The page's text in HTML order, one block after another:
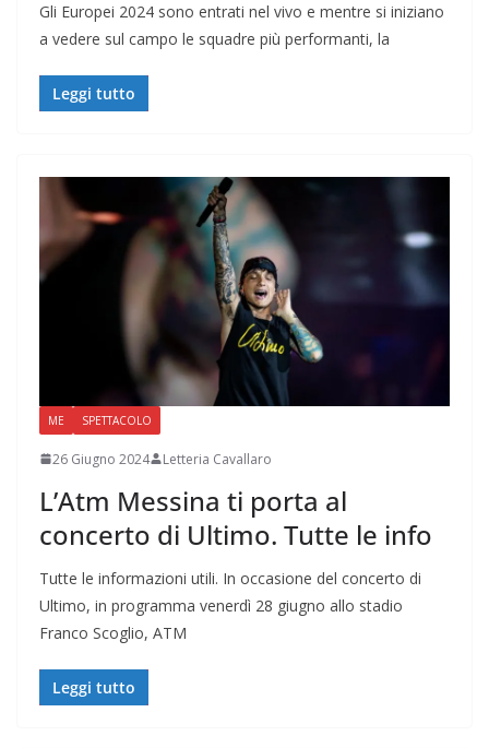
Gli Europei 2024 sono entrati nel vivo e mentre si iniziano
a vedere sul campo le squadre più performanti, la
Leggi tutto
ME SPETTACOLO
26 Giugno 2024 Letteria Cavallaro
L’Atm Messina ti porta al
concerto di Ultimo. Tutte le info
Tutte le informazioni utili. In occasione del concerto di
Ultimo, in programma venerdì 28 giugno allo stadio
Franco Scoglio, ATM
Leggi tutto